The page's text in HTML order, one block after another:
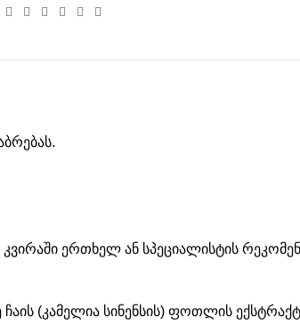
ერთხელ ან სპეციალისტის
(კამელია სინენსის) ფოთლის